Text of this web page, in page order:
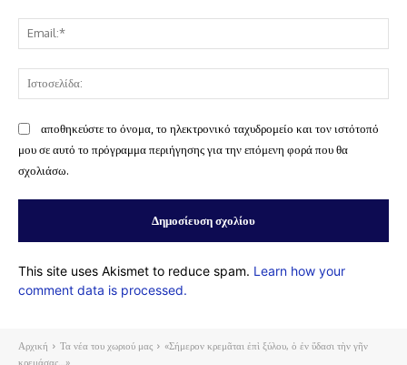
αποθηκεύστε το όνομα, το ηλεκτρονικό ταχυδρομείο και τον ιστότοπό
μου σε αυτό το πρόγραμμα περιήγησης για την επόμενη φορά που θα
σχολιάσω.
This site uses Akismet to reduce spam. Learn how your
comment data is processed.